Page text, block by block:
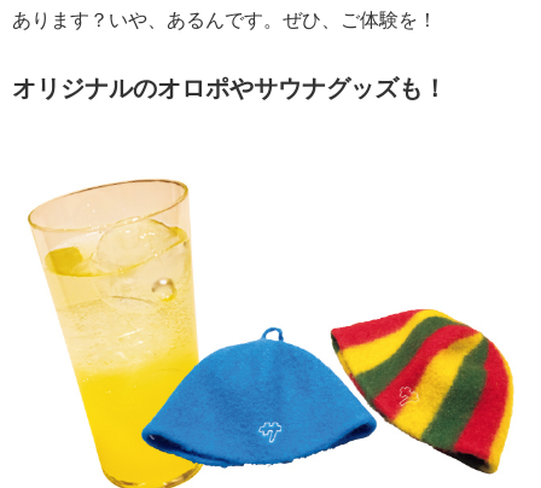
あります？いや、あるんです。ぜひ、ご体験を！
オリジナルのオロポやサウナグッズも！